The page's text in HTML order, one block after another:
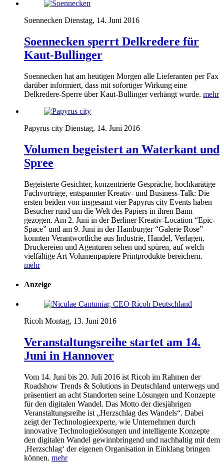
Soennecken Dienstag, 14. Juni 2016
Soennecken sperrt Delkredere für
Kaut-Bullinger
Soennecken hat am heutigen Morgen alle Lieferanten per Fax
darüber informiert, dass mit sofortiger Wirkung eine
Delkredere-Sperre über Kaut-Bullinger verhängt wurde. mehr
Papyrus city Dienstag, 14. Juni 2016
Volumen begeistert an Waterkant und
Spree
Begeisterte Gesichter, konzentrierte Gespräche, hochkarätige
Fachvorträge, entspannter Kreativ- und Business-Talk: Die
ersten beiden von insgesamt vier Papyrus city Events haben
Besucher rund um die Welt des Papiers in ihren Bann
gezogen. Am 2. Juni in der Berliner Kreativ-Location “Epic-
Space” und am 9. Juni in der Hamburger “Galerie Rose”
konnten Verantwortliche aus Industrie, Handel, Verlagen,
Druckereien und Agenturen sehen und spüren, auf welch
vielfältige Art Volumenpapiere Printprodukte bereichern.
mehr
Anzeige
Ricoh Montag, 13. Juni 2016
Veranstaltungsreihe startet am 14.
Juni in Hannover
Vom 14. Juni bis 20. Juli 2016 ist Ricoh im Rahmen der
Roadshow Trends & Solutions in Deutschland unterwegs und
präsentiert an acht Standorten seine Lösungen und Konzepte
für den digitalen Wandel. Das Motto der diesjährigen
Veranstaltungsreihe ist „Herzschlag des Wandels“. Dabei
zeigt der Technologieexperte, wie Unternehmen durch
innovative Technologielösungen und intelligente Konzepte
den digitalen Wandel gewinnbringend und nachhaltig mit dem
‚Herzschlag‘ der eigenen Organisation in Einklang bringen
können. mehr